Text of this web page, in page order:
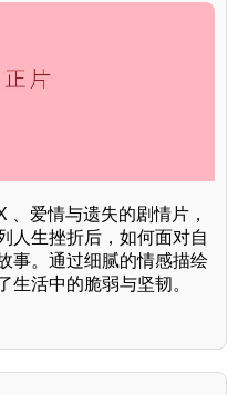
、爱情与遗失的剧情片，
人生挫折后，如何面对自
事。通过细腻的情感描绘
生活中的脆弱与坚韧。